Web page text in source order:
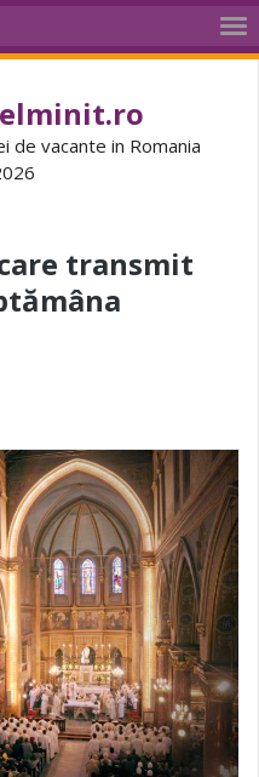
de vacante in Romania
transmit